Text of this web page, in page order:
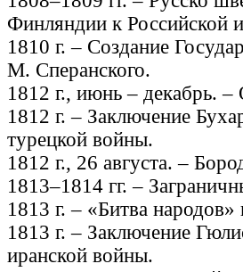
Финляндии к Российской
1810 г. – Создание
М. Сперанского.
1812 г., июнь – декабрь.
1812 г. – Заключение
турецкой войны.
1812 г., 26 августа. –
1813–1814 гг. –
1813 г. – «Битва
1813 г. – Заключение
иранской войны.